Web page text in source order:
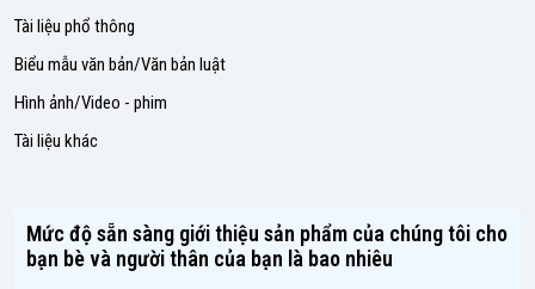
Tài liệu phổ thông
Biểu mẫu văn bản/Văn bản luật
Hình ảnh/Video - phim
Tài liệu khác
Mức độ sẵn sàng giới thiệu sản phẩm của chúng tôi cho
bạn bè và người thân của bạn là bao nhiêu